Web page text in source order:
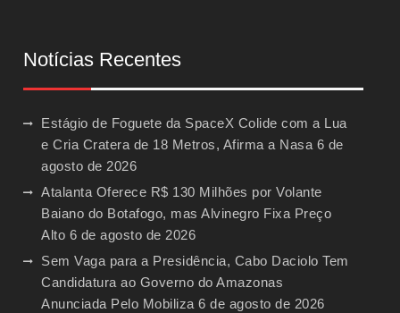
Notícias Recentes
Estágio de Foguete da SpaceX Colide com a Lua
e Cria Cratera de 18 Metros, Afirma a Nasa 6 de
agosto de 2026
Atalanta Oferece R$ 130 Milhões por Volante
Baiano do Botafogo, mas Alvinegro Fixa Preço
Alto 6 de agosto de 2026
Sem Vaga para a Presidência, Cabo Daciolo Tem
Candidatura ao Governo do Amazonas
Anunciada Pelo Mobiliza 6 de agosto de 2026